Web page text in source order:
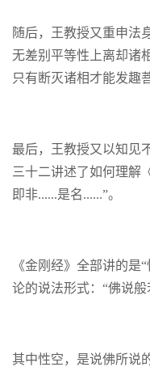
随后，王教授又重申法
无差别平等性上离却诸
只有断灭诸相才能发趣
最后，王教授又以知见
三十二讲述了如何理解
即非......是名......”。
《金刚经》全部讲的是
论的说法形式：“佛说
其中性空，是说佛所说